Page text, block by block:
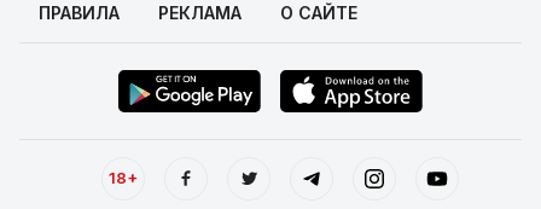
ПРАВИЛА РЕКЛАМА О САЙТЕ
18+